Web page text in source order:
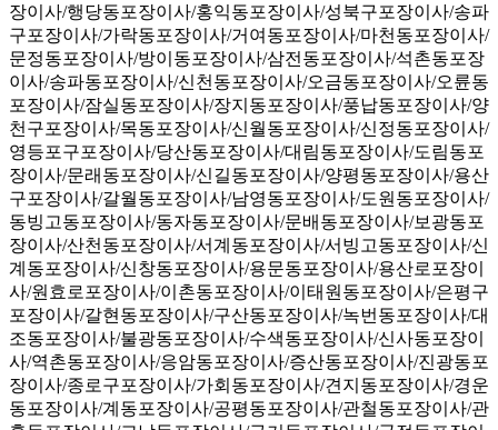
장이사/행당동포장이사/홍익동포장이사/성북구포장이사/송파
구포장이사/가락동포장이사/거여동포장이사/마천동포장이사/
문정동포장이사/방이동포장이사/삼전동포장이사/석촌동포장
이사/송파동포장이사/신천동포장이사/오금동포장이사/오륜동
포장이사/잠실동포장이사/장지동포장이사/풍납동포장이사/양
천구포장이사/목동포장이사/신월동포장이사/신정동포장이사/
영등포구포장이사/당산동포장이사/대림동포장이사/도림동포
장이사/문래동포장이사/신길동포장이사/양평동포장이사/용산
구포장이사/갈월동포장이사/남영동포장이사/도원동포장이사/
동빙고동포장이사/동자동포장이사/문배동포장이사/보광동포
장이사/산천동포장이사/서계동포장이사/서빙고동포장이사/신
계동포장이사/신창동포장이사/용문동포장이사/용산로포장이
사/원효로포장이사/이촌동포장이사/이태원동포장이사/은평구
포장이사/갈현동포장이사/구산동포장이사/녹번동포장이사/대
조동포장이사/불광동포장이사/수색동포장이사/신사동포장이
사/역촌동포장이사/응암동포장이사/증산동포장이사/진광동포
장이사/종로구포장이사/가회동포장이사/견지동포장이사/경운
동포장이사/계동포장이사/공평동포장이사/관철동포장이사/관